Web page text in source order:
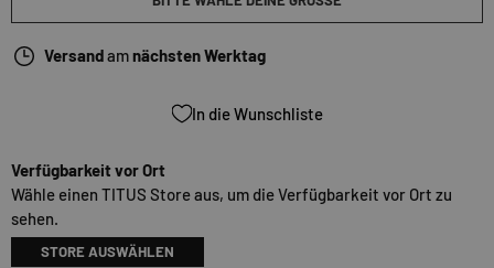
Versandamnächsten Werktag
In die Wunschliste
Verfügbarkeit vor Ort
Wähle einen TITUS Store aus, um die Verfügbarkeit vor Ort zu
sehen.
STORE AUSWÄHLEN